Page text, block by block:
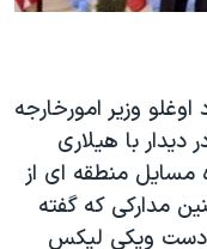
وزیر امورخارجه
دیدار با هیلاری
مسایل منطقه ای از
مدارکی که گفته
دست ویکی لیکس